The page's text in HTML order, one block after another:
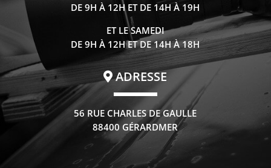
DE 9H À 12H ET DE 14H À 19H
ET LE SAMEDI
DE 9H À 12H ET DE 14H À 18H
ADRESSE
56 RUE CHARLES DE GAULLE
88400 GÉRARDMER